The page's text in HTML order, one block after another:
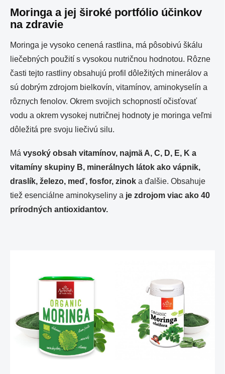
Moringa a jej široké portfólio účinkov
na zdravie
Moringa je vysoko cenená rastlina, má pôsobivú škálu
liečebných použití s ​​vysokou nutričnou hodnotou. Rôzne
časti tejto rastliny obsahujú profil dôležitých minerálov a
sú dobrým zdrojom bielkovín, vitamínov, aminokyselín a
rôznych fenolov. Okrem svojich schopností očisťovať
vodu a okrem vysokej nutričnej hodnoty je moringa veľmi
dôležitá pre svoju liečivú silu.
Má vysoký obsah vitamínov, najmä A, C, D, E, K a
vitamíny skupiny B, minerálnych látok ako vápnik,
draslík, železo, meď, fosfor, zinok a ďalšie. Obsahuje
tiež esenciálne aminokyseliny a je zdrojom viac ako 40
prírodných antioxidantov.